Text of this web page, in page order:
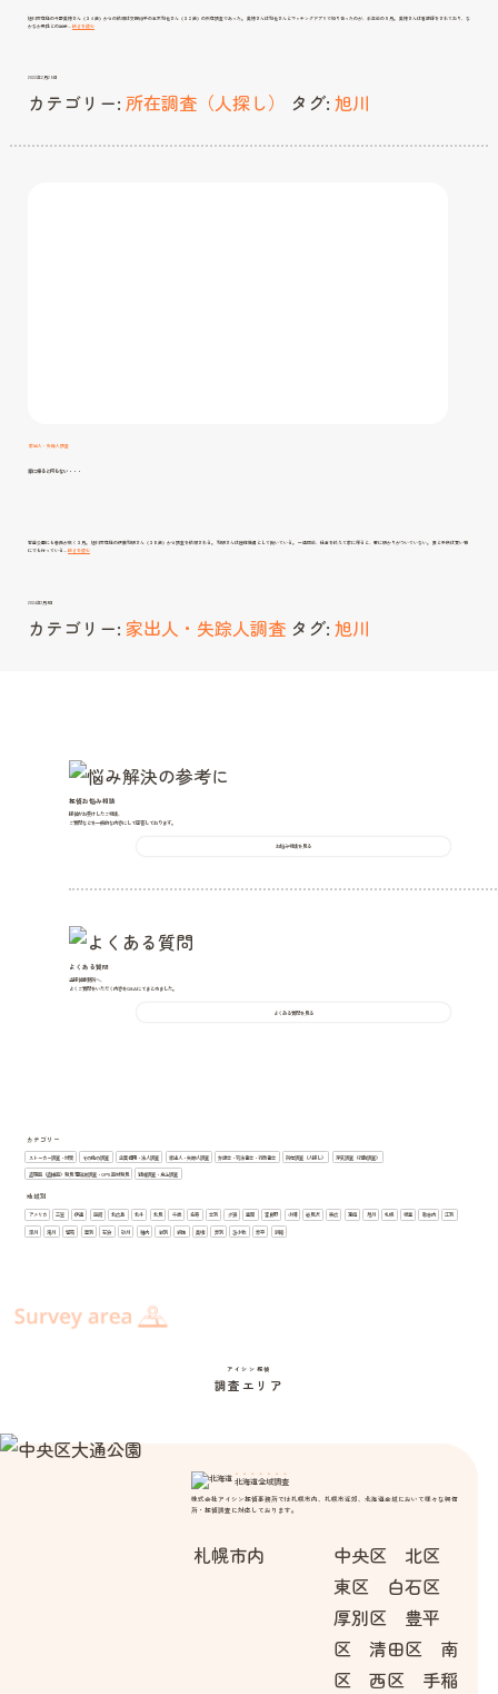
旭川市在住の今野美穂さん（３４歳）からの依頼は交際相手の高木和也さん（３２歳）の所在調査であった。 美穂さんは和也さんとマッチングアプリで知り合ったのが、半年前の９月。 美穂さんは看護師をされており、な
かなか男性との出会… 続きを読むマ
ッ
2022年2月25日
カテゴリー: 所在調査（人探し） タグ: 旭川
家出人・失踪人調査
家に帰ると何もない・・・
常盤公園にも春風が吹く３月。 旭川市在住の伊藤和明さん（３５歳）から調査を依頼される。 和明さんは団体職員として働いている。 一週間前、仕事を終えて家に帰ると、窓に明かりがついていない。 妻と子供は買い物
にでも行っている…続きを読む家
2024年1月9日
カテゴリー: 家出人・失踪人調査 タグ: 旭川
探偵お悩み相談
探偵がお受けしたご相談、
ご質問などを一般的な内容にして回答しております。
お悩み相談を見る
よくある質問
当探偵事務所へ、
よくご質問をいただく内容をQ&Aにてまとめました。
よくある質問を見る
カテゴリー
ストーカー調査・対策 その他の調査 企業信用・法人調査 家出人・失踪人調査 弁護士・司法書士・行政書士 所在調査（人探し） 浮気調査（行動調査）
盗聴器（盗撮器）発見 電磁波調査・GPS器材発見 結婚調査・身上調査
地域別
アメリカ 三笠 伊達 函館 北広島 北斗 北見 千歳 名寄 士別 夕張 室蘭 富良野 小樽 岩見沢 帯広 恵庭 旭川 札幌 根室 歌志内 江別
深川 滝川 留萌 登別 石狩 砂川 稚内 紋別 網走 美唄 芦別 苫小牧 赤平 釧路
アイシン探偵
調査エリア
北海道全域調査
株式会社アイシン探偵事務所では札幌市内、札幌市近郊、北海道全域において様々な興信
所・探偵調査に対応しております。
札幌市内
中央区 北区
東区 白石区
厚別区 豊平
区 清田区 南
区 西区 手稲